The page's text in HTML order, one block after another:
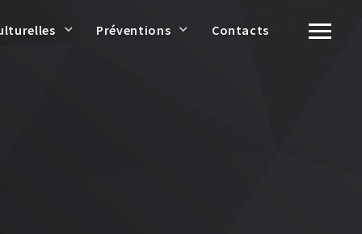
Préventions Contacts